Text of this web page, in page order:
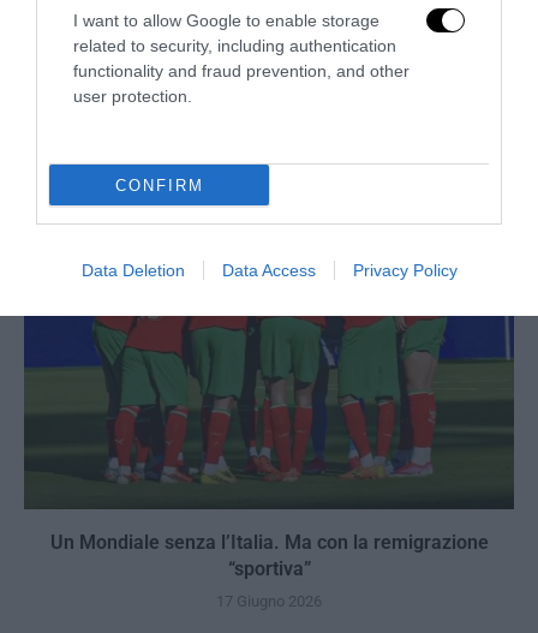
I want to allow Google to enable storage
related to security, including authentication
functionality and fraud prevention, and other
user protection.
CONFIRM
Data Deletion Data Access Privacy Policy
Un Mondiale senza l’Italia. Ma con la remigrazione
“sportiva”
17 Giugno 2026